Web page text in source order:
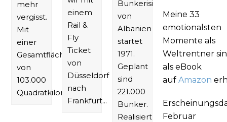
mehr
vergisst.
Mit
einer
Gesamtfläche
von
103.000
Quadratkilometern…
einem
Rail &
Fly
Ticket
von
Düsseldorf
nach
Frankfurt…
Bunkerisierung
von
Albanien
startet
1971.
Geplant
sind
221.000
Bunker.
Realisiert
Meine 33
emotionalsten
Momente als
Weltrentner
als eBook
auf Amazon
Februar